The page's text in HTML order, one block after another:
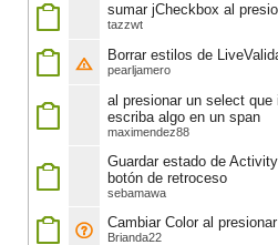
sumar jCheckbox al
tazzwt
Borrar estilos de
pearljamero
al presionar un select
escriba algo en un span
maximendez88
Guardar estado de
botón de retroceso
sebamawa
Cambiar Color al
Brianda22